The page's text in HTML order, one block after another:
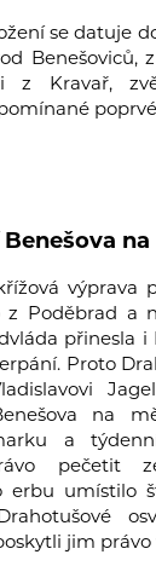
se datuje
Benešoviců,
z Kravař,
poprvé
Benešova
výprava
z Poděbrad a
přinesla i
Proto
na
a
pečetit
erbu umístilo
jim právo